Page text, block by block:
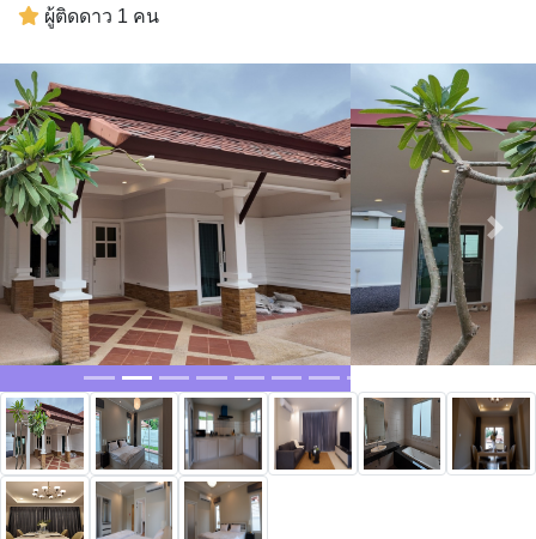
ผู้ติดดาว 1 คน
Previous Next